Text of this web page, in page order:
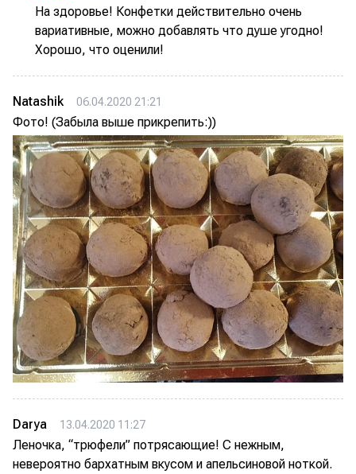
На здоровье! Конфетки действительно очень
вариативные, можно добавлять что душе угодно!
Хорошо, что оценили!
Natashik 06.04.2020 21:21
Фото! (Забыла выше прикрепить:))
Darya 13.04.2020 11:27
Леночка, “трюфели” потрясающие! С нежным,
невероятно бархатным вкусом и апельсиновой ноткой.